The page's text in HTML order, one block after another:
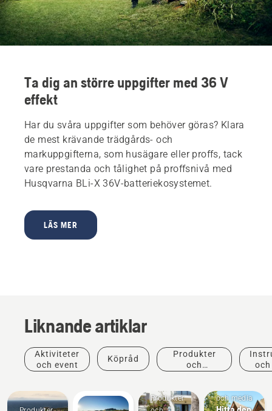
Ta dig an större uppgifter med 36 V
effekt
Har du svåra uppgifter som behöver göras? Klara
de mest krävande trädgårds- och
markuppgifterna, som husägare eller proffs, tack
vare prestanda och tålighet på proffsnivå med
Husqvarna BLi-X 36V-batteriekosystemet.
LÄS MER
Liknande artiklar
Aktiviteter
och event
Köpråd
Produkter
och
Produkter
och media